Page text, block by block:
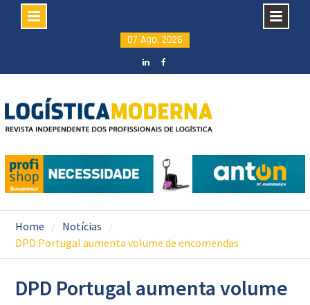
content
07 Ago, 2026
Home
Notícias
DPD Portugal aumenta volume de encomendas
DPD Portugal aumenta volume